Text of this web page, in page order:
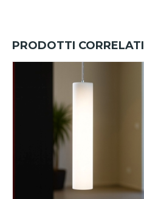
PRODOTTI CORRELATI